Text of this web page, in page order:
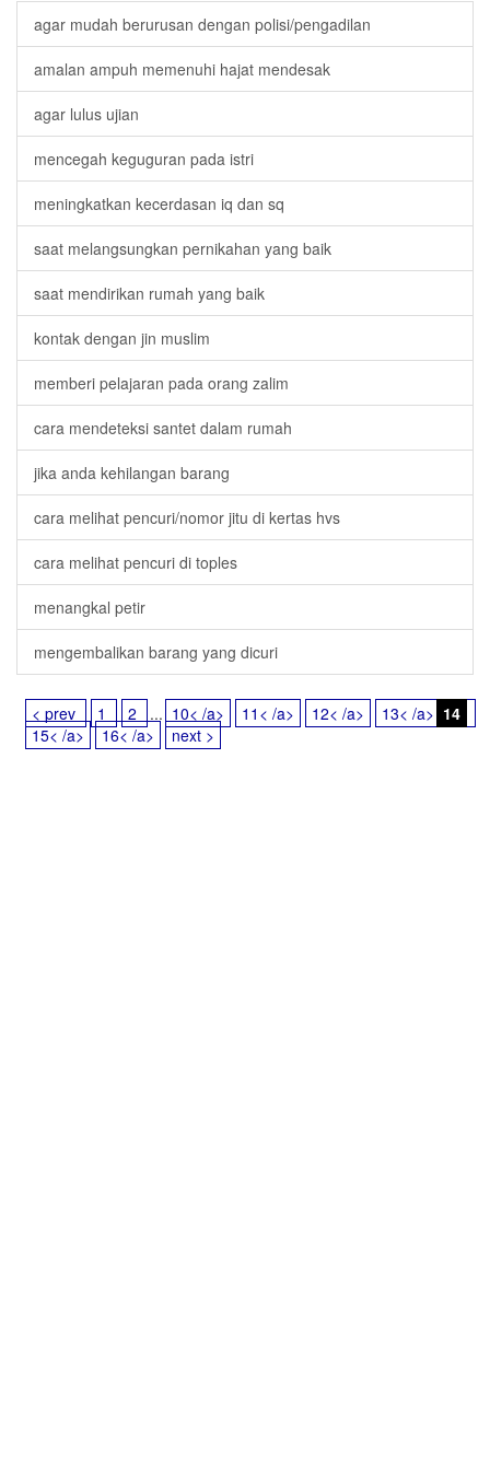
agar mudah berurusan dengan polisi/pengadilan
amalan ampuh memenuhi hajat mendesak
agar lulus ujian
mencegah keguguran pada istri
meningkatkan kecerdasan iq dan sq
saat melangsungkan pernikahan yang baik
saat mendirikan rumah yang baik
kontak dengan jin muslim
memberi pelajaran pada orang zalim
cara mendeteksi santet dalam rumah
jika anda kehilangan barang
cara melihat pencuri/nomor jitu di kertas hvs
cara melihat pencuri di toples
menangkal petir
mengembalikan barang yang dicuri
< prev 1 2 ... 10< /a> 11< /a> 12< /a> 13< /a> 14
15< /a>
16< /a> next >